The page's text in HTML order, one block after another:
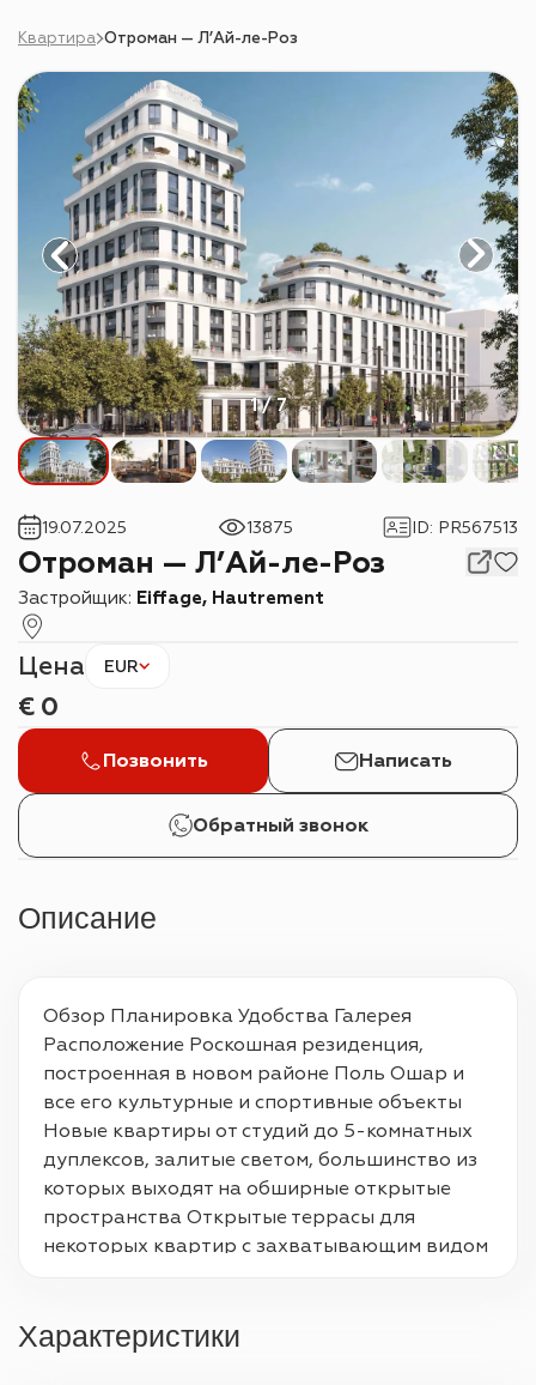
Квартира Отроман — Л’Ай-ле-Роз
1 / 7
Отроман — Л’Ай-ле-Роз
Застройщик: Eiffage, Hautrement
19.07.2025 13875 ID: PR567513
Цена EUR
€ 0
Позвонить Написать
Обратный звонок
Описание
Обзор Планировка Удобства Галерея
Расположение Роскошная резиденция,
построенная в новом районе Поль Ошар и
все его культурные и спортивные объекты
Новые квартиры от студий до 5-комнатных
дуплексов, залитые светом, большинство из
которых выходят на обширные открытые
пространства Открытые террасы для
некоторых квартир с захватывающим видом
для благополучия всех Статус На этапе
Характеристики